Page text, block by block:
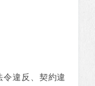
違反、契約違